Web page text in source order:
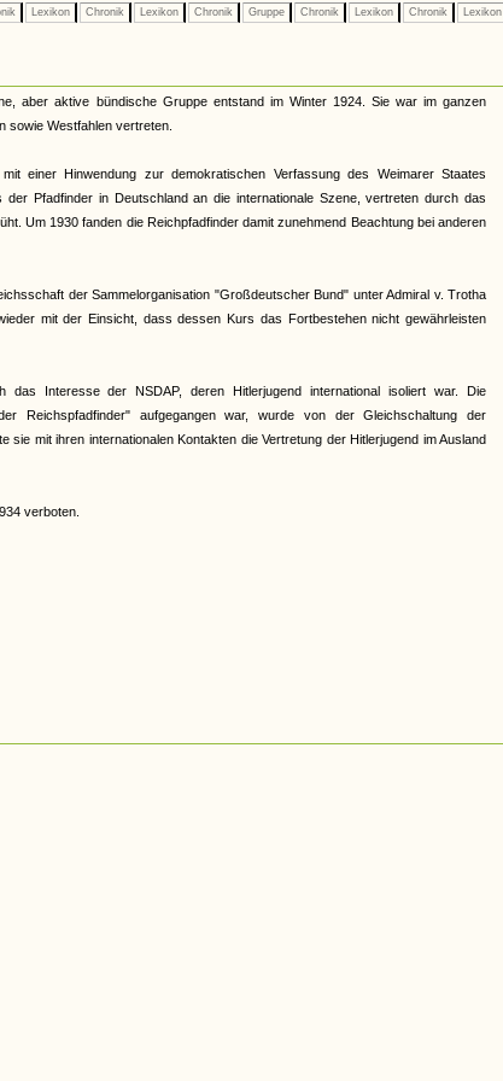
Lexikon Chronik Lexikon Chronik Gruppe Chronik Lexikon Chronik Lexikon
aber aktive bündische Gruppe entstand im Winter 1924. Sie war im ganzen
sowie Westfahlen vertreten.
einer Hinwendung zur demokratischen Verfassung des Weimarer Staates
Pfadfinder in Deutschland an die internationale Szene, vertreten durch das
Um 1930 fanden die Reichpfadfinder damit zunehmend Beachtung bei anderen
der Sammelorganisation "Großdeutscher Bund" unter Admiral v. Trotha
mit der Einsicht, dass dessen Kurs das Fortbestehen nicht gewährleisten
das Interesse der NSDAP, deren Hitlerjugend international isoliert war. Die
Reichspfadfinder" aufgegangen war, wurde von der Gleichschaltung der
sie mit ihren internationalen Kontakten die Vertretung der Hitlerjugend im Ausland
verboten.